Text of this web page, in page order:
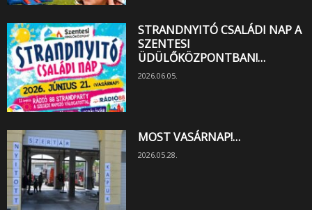
STRANDNYITÓ CSALÁDI NAP A
SZENTESI
ÜDÜLŐKÖZPONTBAN!…
2026.06.05.
MOST VASÁRNAP!…
2026.05.28.